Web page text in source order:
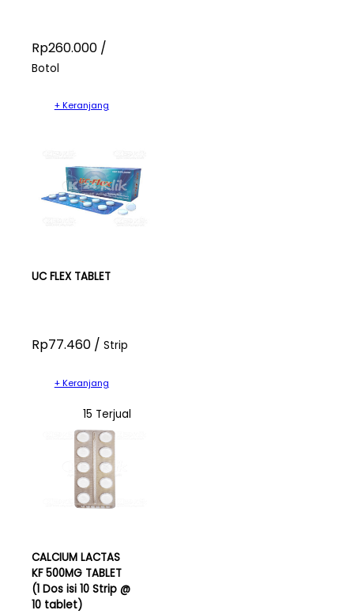
Rp260.000 /
Botol
+ Keranjang
UC FLEX TABLET
Rp77.460 / Strip
+ Keranjang
15 Terjual
CALCIUM LACTAS
KF 500MG TABLET
(1 Dos isi 10 Strip @
10 tablet)